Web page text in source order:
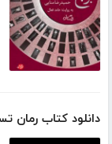
دانلود کتاب رمان